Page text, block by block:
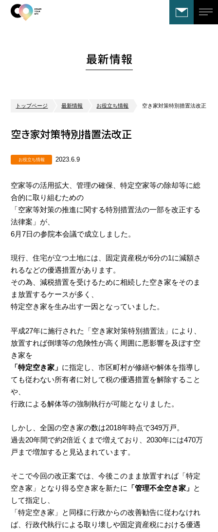
最新情報
トップページ 最新情報 お役立ち情報 空き家対策特別措置法改正
空き家対策特別措置法改正
お役立ち情報 2023.6.9
空家等の活用拡大、管理の確保、特定空家等の除却等に総
合的に取り組むための
「空家等対策の推進に関する特別措置法の一部を改正する
法律案」が、
6月7日の参院本会議で成立しました。
現行、住宅が立つ土地には、固定資産税が6分の1に減額さ
れるなどの優遇措置があります。
その為、減税措置を受けるために相続した空き家をそのま
ま放置するケースが多く、
特定空き家を生み出す一因となっていました。
平成27年に施行された「空き家対策特別措置法」により、
放置すれば倒壊等の危険性が高く周囲に悪影響を及ぼす空
き家を
「特定空き家」 に指定し、市区町村が修繕や解体を指導し
ても従わない所有者に対して税の優遇措置を解除すること
や、
行政による解体等の強制執行が可能となりました。
しかし、全国の空き家の数は2018年時点で349万戸。
過去20年間で約2倍近くまで増えており、2030年には470万
戸まで増加すると見込まれています。
そこで今回の改正案では、今後このまま放置すれば「特定
空き家」となり得る空き家を新たに
「管理不全空き家」 と
して指定し、
「特定空き家」と同様に行政からの改善勧告に従わなけれ
ば、行政代執行による取り壊しや固定資産税における優遇